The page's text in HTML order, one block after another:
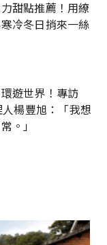
甜點推薦！用繚
冷冬日捎來一絲
遊世界！專訪
楊豐旭：「我想
。」
酒……女孩們最愛